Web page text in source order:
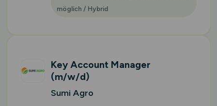
möglich / Hybrid
Key Account Manager
(m/w/d)
Sumi Agro